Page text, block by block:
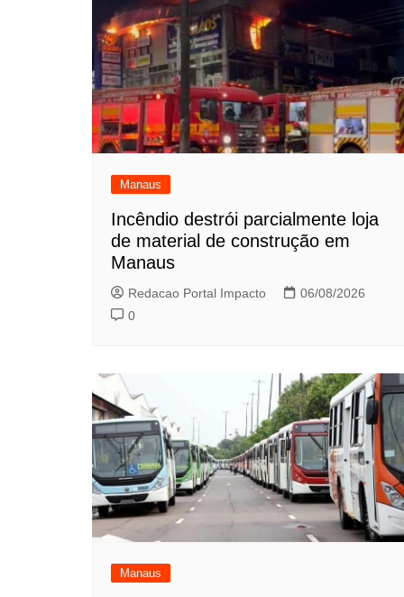
Manaus
Incêndio destrói parcialmente loja
de material de construção em
Manaus
Redacao Portal Impacto
06/08/2026
0
Manaus